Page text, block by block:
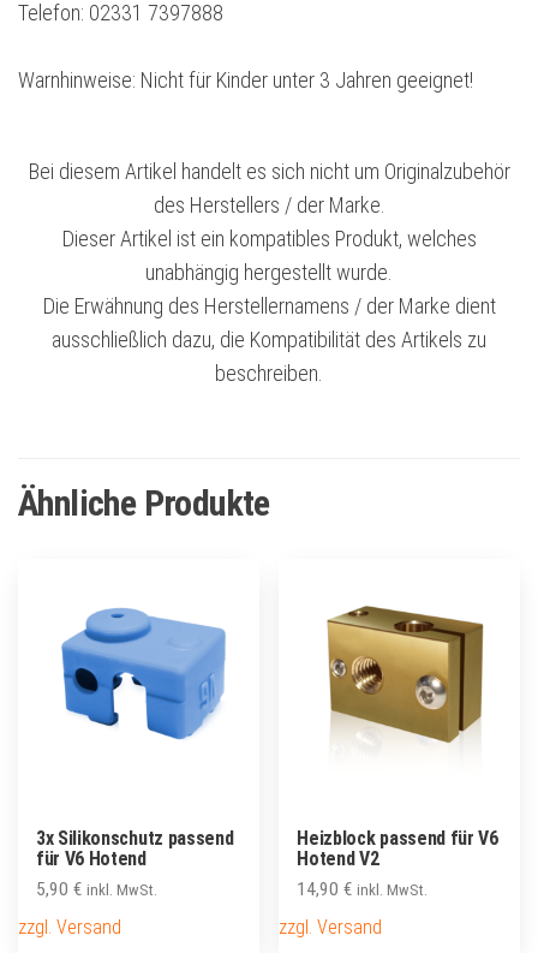
Telefon: 02331 7397888
Warnhinweise: Nicht für Kinder unter 3 Jahren geeignet!
Bei diesem Artikel handelt es sich nicht um Originalzubehör
des Herstellers / der Marke.
Dieser Artikel ist ein kompatibles Produkt, welches
unabhängig hergestellt wurde.
Die Erwähnung des Herstellernamens / der Marke dient
ausschließlich dazu, die Kompatibilität des Artikels zu
beschreiben.
Ähnliche Produkte
3x Silikonschutz passend
für V6 Hotend
5,90 € inkl. MwSt.
zzgl. Versand
Heizblock passend für V6
Hotend V2
14,90€ inkl. MwSt.
zzgl. Versand